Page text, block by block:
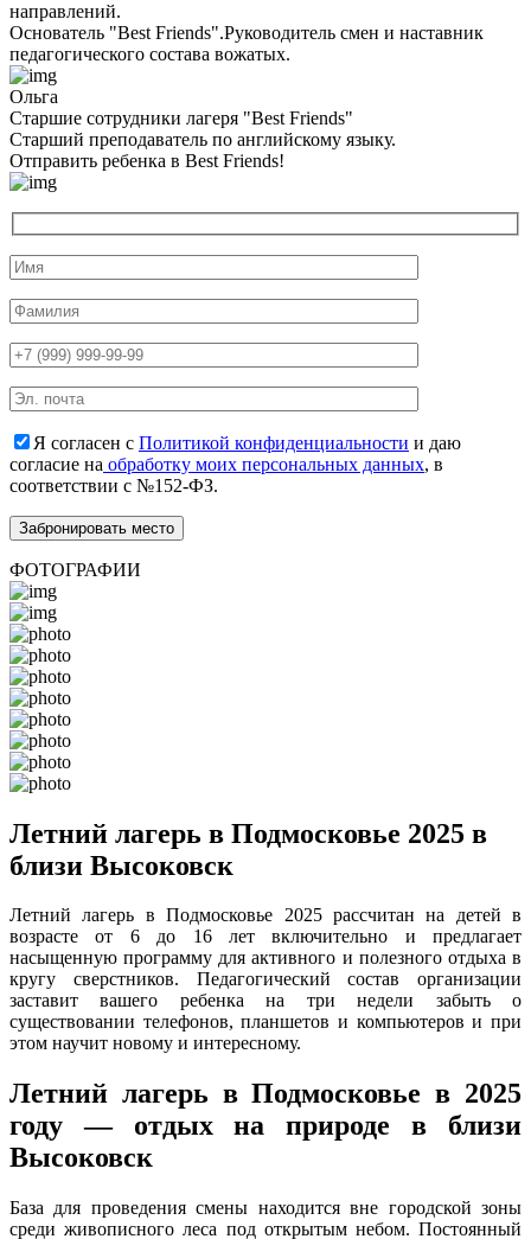
направлений.
Основатель "Best Friends".Руководитель смен и наставник
педагогического состава вожатых.
Ольга
Старшие сотрудники лагеря "Best Friends"
Cтарший преподаватель по английскому языку.
Отправить ребенка в Best Friends!
Я согласен с Политикой конфиденциальности и даю
согласие на обработку моих персональных данных, в
соответствии с №152-ФЗ.
ФОТОГРАФИИ
Летний лагерь в Подмосковье 2025 в
близи Высоковск
Летний лагерь в Подмосковье 2025 рассчитан на детей в
возрасте от 6 до 16 лет включительно и предлагает
насыщенную программу для активного и полезного отдыха в
кругу сверстников. Педагогический состав организации
заставит вашего ребенка на три недели забыть о
существовании телефонов, планшетов и компьютеров и при
этом научит новому и интересному.
Летний лагерь в Подмосковье в 2025
году — отдых на природе в близи
Высоковск
База для проведения смены находится вне городской зоны
среди живописного леса под открытым небом. Постоянный